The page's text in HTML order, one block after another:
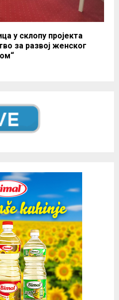
у склопу пројекта
за развој женског